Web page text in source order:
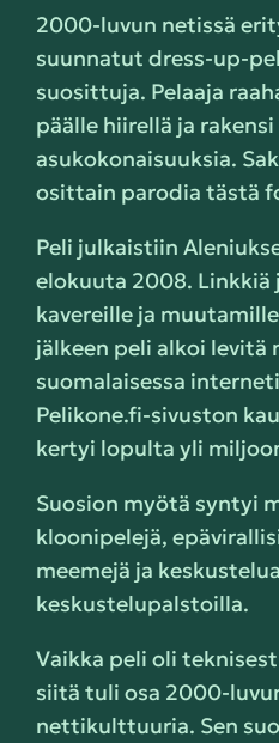
2000-luvun netissä
suunnatut dress-up-
suosittuja. Pelaaja
päälle hiirellä ja
asukokonaisuuksia.
osittain parodia tästä
Peli julkaistiin
elokuuta 2008. Linkkiä
kavereille ja
jälkeen peli alkoi levitä
suomalaisessa
Pelikone.fi-sivuston
kertyi lopulta yli
Suosion myötä syntyi
kloonipelejä,
meemejä ja
keskustelupalstoilla.
Vaikka peli oli
siitä tuli osa 2000-
nettikulttuuria. Sen